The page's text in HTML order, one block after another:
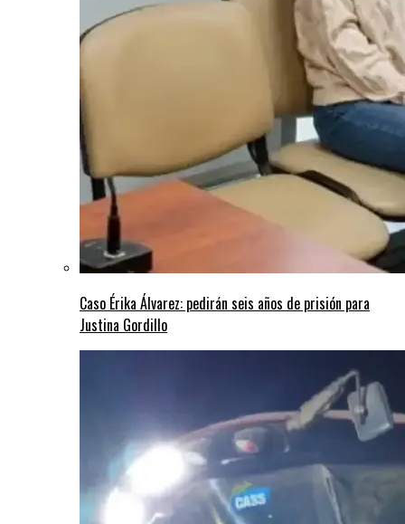
Caso Érika Álvarez: pedirán seis años de prisión para
Justina Gordillo